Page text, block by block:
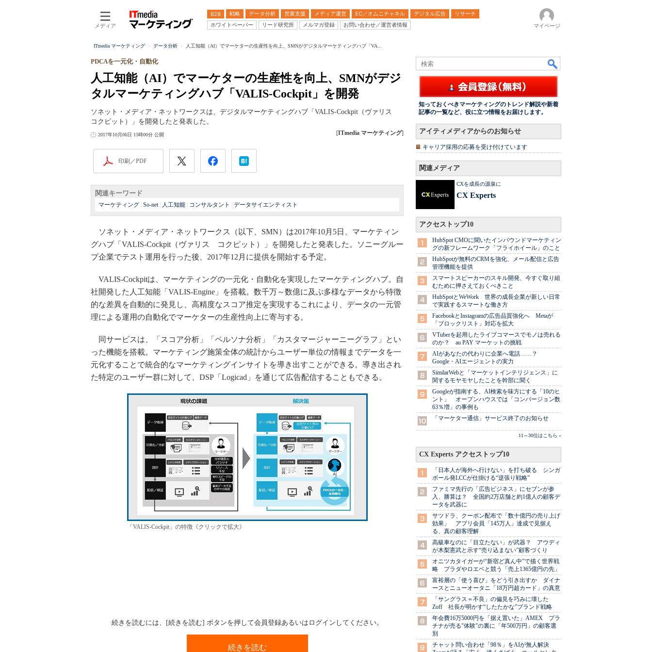
メディア
B2B 戦略 データ分析 営業支援 メディア運営 EC／オムニチャネル デジタル広告
リサーチ
ホワイトペーパー
リード研究所 メルマガ登録 お問い合わせ／運営者情報 マイページ
ITmedia マーケティング データ分析 人工知能（AI）でマーケターの生産性を向上、SMNがデジタルマーケティングハブ「VA...
人工知能（AI）でマーケターの生産性を向上、SMNがデジ
タルマーケティングハブ「VALIS-Cockpit」を開発
PDCAを一元化・自動化
ソネット・メディア・ネットワークスは、デジタルマーケティングハブ「VALIS-Cockpit（ヴァリス
コクピット）」を開発したと発表した。
2017年10月06日 15時00分 公開 [ITmedia マーケティング]
印刷／PDF
関連キーワード
マーケティング So-net| 人工知能 コンサルタント データサイエンティスト
ソネット・メディア・ネットワークス（以下、SMN）は2017年10月5日、マーケティン
グハブ「VALIS-Cockpit（ヴァリス コクピット）」を開発したと発表した。ソニーグルー
プ企業でテスト運用を行った後、2017年12月に提供を開始する予定。
VALIS-Cockpitは、マーケティングの一元化・自動化を実現したマーケティングハブ。自
社開発した人工知能「VALIS-Engine」を搭載。数千万～数億に及ぶ多様なデータから特徴
的な差異を自動的に発見し、高精度なスコア推定を実現するこれにより、データの一元管
理による運用の自動化でマーケターの生産性向上に寄与する。
同サービスは、「スコア分析」「ペルソナ分析」「カスタマージャーニーグラフ」とい
った機能を搭載。マーケティング施策全体の統計からユーザー単位の情報までデータを一
元化することで統合的なマーケティングインサイトを導き出すことができる。導き出され
た特定のユーザー群に対して、DSP「Logicad」を通じて広告配信することもできる。
「VALIS-Cockpit」の特徴《クリックで拡大》
続きを読むには、[続きを読む] ボタンを押して会員登録あるいはログインしてください。
続きを読む
知っておくべきマーケティングのトレンド解説や新着
記事の一覧など、役に立つ情報をお届けします。
アイティメディアからのお知らせ
キャリア採用の応募を受け付けています
関連メディア
CXを成長の源泉に
CX Experts
アクセストップ10
HubSpot CMOに聞いたインバウンドマーケティン
グの新フレームワーク「フライホイール」のこと
HubSpotが無料のCRMを強化、メール配信と広告
管理機能を提供
スマートスピーカーのスキル開発、今すぐ取り組
むために押さえておくべきこと
HubSpotとWeWork 世界の成長企業が新しい日常
で実践するスマートな働き方
FacebookとInstagramの広告品質強化へ Metaが
「ブロックリスト」対応を拡大
VTuberを起用したライブコマースでモノは売れる
のか？ au PAY マーケットの挑戦
AIがあなたの代わりに企業へ電話……？
Google・AIエージェントの実力
SimilarWebと「マーケットインテリジェンス」に
関するモヤモヤしたことを幹部に聞く
Googleが指南する、AI検索を味方にする「10のヒ
ント」 オープンハウスでは「コンバージョン数
63％増」の事例も
「マーケター通信」サービス終了のお知らせ
11～30位はこちら »
CX Experts アクセストップ10
「日本人が海外へ行けない」を打ち破る シンガ
ポール発LCCが仕掛ける“逆張り戦略”
ファミマ先行の「広告ビジネス」にセブンが参
入、勝算は？ 全国約2万店舗と約1億人の顧客デ
ータを武器に
サツドラ、クーポン配布で「数十億円の売り上げ
効果」 アプリ会員「145万人」達成で見据え
る、真の顧客理解
高級車なのに「目立たない」が武器？ アウディ
が木梨憲武と示す“売り込まない”顧客づくり
オニツカタイガーが“新宿ど真ん中”で描く世界戦
略 プラダやロエベと競う「売上1365億円の先」
富裕層の「使う喜び」をどう引き出すか ダイナ
ースとニューオータニ「18万円超カード」の真意
「サングラス＝不良」の偏見を巧みに壊した
Zoff 社長が明かす“したたかな”ブランド戦略
年会費16万5000円を「据え置いた」AMEX プラ
チナが売る"体験"の裏に「年500万円」の顧客選
別
チャット問い合わせ「98％」をAIが無人解決